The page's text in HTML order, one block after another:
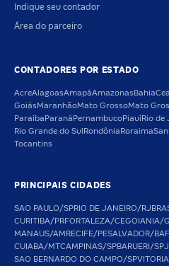
Indique seu contador
Área do parceiro
CONTADORES POR ESTADO
AcreAlagoasAmapáAmazonas Bahia
GoiásMaranhãoMato GrossoMato
Paraíba Paraná PernambucoPiauíRio de
Rio Grande do Sul Rondônia Roraima
Tocantins
PRINCIPAIS CIDADES
SAO PAULO/SPRIO DE JANEIRO/RJ
CURITIBA/PRFORTALEZA/CEGOIANIA/
MANAUS/AMRECIFE/PESALVADOR/BA
CUIABA/MTCAMPINAS/SPBARUERI/SP
SAO BERNARDO DO CAMPO/SP